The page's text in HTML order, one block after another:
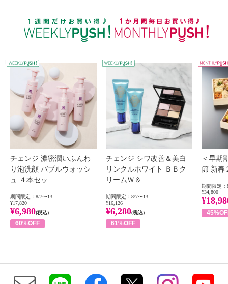
WEEKLY PUSH
チェンジ 濃密潤いふんわ
り泡洗顔 バブルウォッシ
ュ ４本セッ...
期間限定：8/7〜13
¥17,820
¥6,980(税込)
60%OFF
チェンジ シワ改善＆美白
リンクルホワイト ＢＢク
リームＷ＆...
期間限定：8/7〜13
¥16,126
¥6,280(税込)
61%OFF
＜早期
節 新春
期間限定：
¥34,800